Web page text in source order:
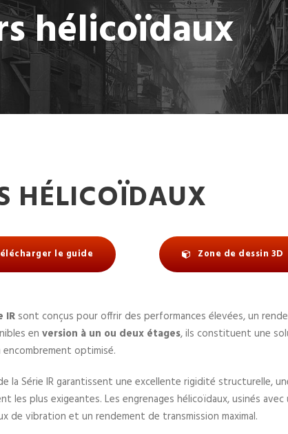
hélicoïdaux
HÉLICOÏDAUX
le guide Zone de dessin 3D
IR sont conçus pour offrir des performances élevées, un
en version à un ou deux étages, ils constituent une
optimisé.
la Série IR garantissent une excellente rigidité structurelle,
les plus exigeantes. Les engrenages hélicoïdaux, usinés
de vibration et un rendement de transmission maximal.